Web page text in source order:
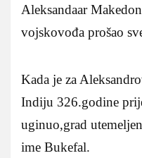
Aleksandaar
vojskovođa prošao
Kada je za
Indiju 326.godine
uginuo,grad
ime Bukefal.